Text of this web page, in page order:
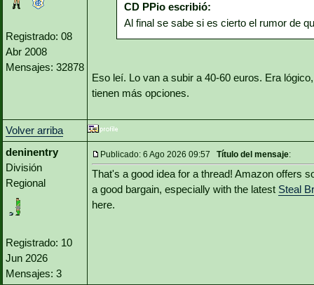
Registrado: 08
Abr 2008
Mensajes: 32878
CD PPio escribió:
Al final se sabe si es cierto el rumor de
Eso leí. Lo van a subir a 40-60 euros. Era
tienen más opciones.
Volver arriba
deninentry
División
Regional
Registrado: 10
Jun 2026
Mensajes: 3
Publicado: 6 Ago 2026 09:57 Título del mensaje:
That's a good idea for a thread! Amazon offers
a good bargain, especially with the latest Steal
here.